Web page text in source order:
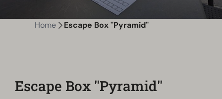
Home Escape Box ''Pyramid''
Escape Box ''Pyramid''